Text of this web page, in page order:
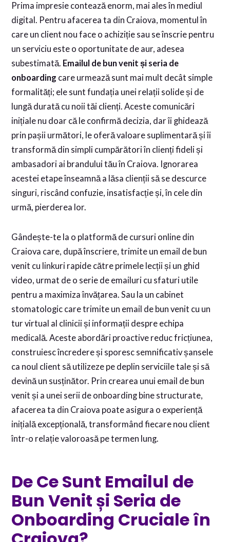
Prima impresie contează enorm, mai ales în mediul
digital. Pentru afacerea ta din Craiova, momentul în
care un client nou face o achiziție sau se înscrie pentru
un serviciu este o oportunitate de aur, adesea
subestimată. Emailul de bun venit și seria de
onboarding care urmează sunt mai mult decât simple
formalități; ele sunt fundația unei relații solide și de
lungă durată cu noii tăi clienți. Aceste comunicări
inițiale nu doar că le confirmă decizia, dar îi ghidează
prin pașii următori, le oferă valoare suplimentară și îi
transformă din simpli cumpărători în clienți fideli și
ambasadori ai brandului tău în Craiova. Ignorarea
acestei etape înseamnă a lăsa clienții să se descurce
singuri, riscând confuzie, insatisfacție și, în cele din
urmă, pierderea lor.
Gândește-te la o platformă de cursuri online din
Craiova care, după înscriere, trimite un email de bun
venit cu linkuri rapide către primele lecții și un ghid
video, urmat de o serie de emailuri cu sfaturi utile
pentru a maximiza învățarea. Sau la un cabinet
stomatologic care trimite un email de bun venit cu un
tur virtual al clinicii și informații despre echipa
medicală. Aceste abordări proactive reduc fricțiunea,
construiesc încredere și sporesc semnificativ șansele
ca noul client să utilizeze pe deplin serviciile tale și să
devină un susținător. Prin crearea unui email de bun
venit și a unei serii de onboarding bine structurate,
afacerea ta din Craiova poate asigura o experiență
inițială excepțională, transformând fiecare nou client
într-o relație valoroasă pe termen lung.
De Ce Sunt Emailul de
Bun Venit și Seria de
Onboarding Cruciale în